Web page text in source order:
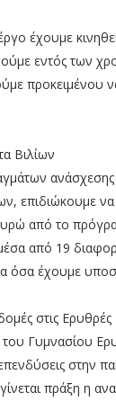
έχουμε
εντός των
Βιλίων
επιδιώκουμε
από το
από 19
έχουμε
στις Ερυθρές
του Γυμνασίου
στην
πράξη η